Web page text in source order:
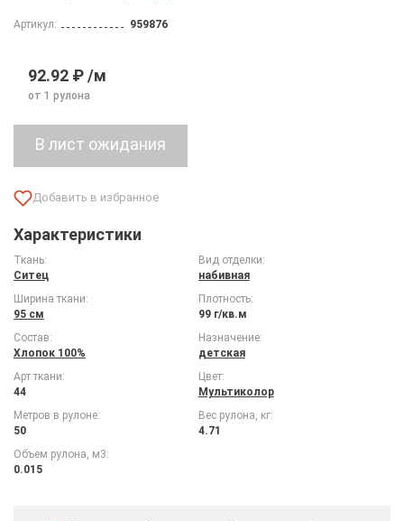
Артикул: 959876
92.92 ₽ /м
от 1 рулона
Характеристики
Ткань:
Ситец
Вид отделки:
набивная
Ширина ткани:
95 см
Плотность:
99 г/кв.м
Состав:
Хлопок 100%
Назначение:
детская
Арт ткани:
44
Цвет:
Мультиколор
Метров в рулоне:
50
Вес рулона, кг:
4.71
Объем рулона, м3:
0.015